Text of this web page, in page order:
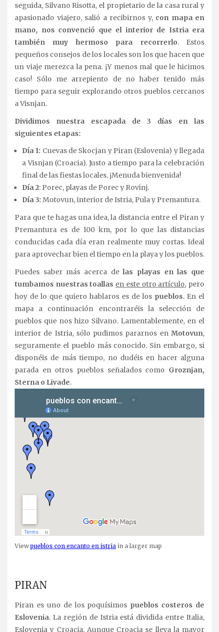
seguida, Silvano Risotta, el propietario de la casa rural y
apasionado viajero, salió a recibirnos y, con mapa en
mano, nos convenció que el interior de Istria era
también muy hermoso para recorrerlo. Estos
pequeños consejos de los locales son los que hacen que
un viaje merezca la pena. ¡Y menos mal que le hicimos
caso! Sólo me arrepiento de no haber tenido más
tiempo para seguir explorando otros pueblos cercanos
a Visnjan.
Dividimos nuestra escapada de 3 días en las
siguientes etapas:
Día 1: Cuevas de Skocjan y Piran (Eslovenia) y llegada
a Visnjan (Croacia). Justo a tiempo para la celebración
final de las fiestas locales. ¡Menuda bienvenida!
Día 2: Porec, playas de Porec y Rovinj.
Día 3: Motovun, interior de Istria, Pula y Premantura.
Para que te hagas una idea, la distancia entre el Piran y
Premantura es de 100 km, por lo que las distancias
conducidas cada día eran realmente muy cortas. Ideal
para aprovechar bien el tiempo en la playa y los pueblos.
Puedes saber más acerca delas playas en las que
tumbamos nuestras toallas en este otro artículo, pero
hoy de lo que quiero hablaros es de los pueblos. En el
mapa a continuación encontraréis la selección de
pueblos que nos hizo Silvano. Lamentablemente, en el
interior de Istria, sólo pudimos pararnos en Motovun,
seguramente el pueblo más conocido. Sin embargo, si
disponéis de más tiempo, no dudéis en hacer alguna
parada en otros pueblos señalados como Groznjan,
Sterna o Livade.
Viewpueblos con encanto en istria in a larger map
PIRAN
Piran es uno de los poquísimos pueblos costeros de
Eslovenia. La región de Istria está dividida entre Italia,
Eslovenia y Croacia. Aunque Croacia se lleva la mayor